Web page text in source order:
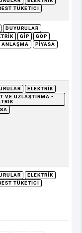
TÜKETICI
DUYURULAR
GİP
GÖP
ANLAŞMA
PIYASA
ELEKTRIK
VE UZLAŞTIRMA -
ELEKTRIK
TÜKETICI